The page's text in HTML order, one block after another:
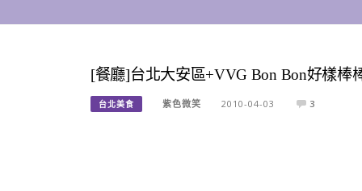
[餐廳]台北大安區+VVG Bon Bon好樣棒
台北美食 紫色微笑 2010-04-03 3